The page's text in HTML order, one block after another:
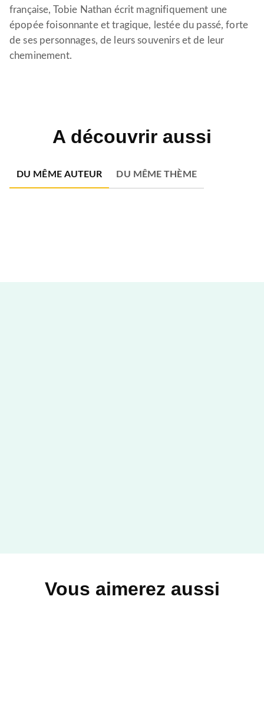
française, Tobie Nathan écrit magnifiquement une
épopée foisonnante et tragique, lestée du passé, forte
de ses personnages, de leurs souvenirs et de leur
cheminement.
A découvrir aussi
DU MÊME AUTEUR DU MÊME THÈME
Vous aimerez aussi